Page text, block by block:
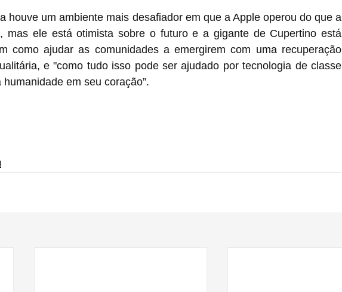
houve um ambiente mais desafiador em que a Apple operou do que a
mas ele está otimista sobre o futuro e a gigante de Cupertino está
como ajudar as comunidades a emergirem com uma recuperação
e "como tudo isso pode ser ajudado por tecnologia de classe
em seu coração”.